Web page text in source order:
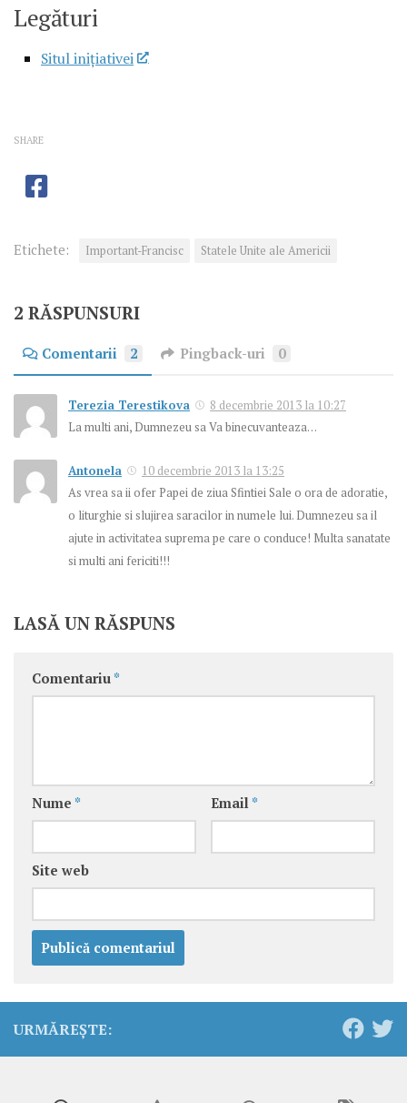
Legături
Situl iniţiativei
SHARE
Etichete: Important-Francisc Statele Unite ale Americii
2 RĂSPUNSURI
Comentarii 2 Pingback-uri 0
Terezia Terestikova
8 decembrie 2013 la 10:27
La multi ani, Dumnezeu sa Va binecuvanteaza…
Antonela
10 decembrie 2013 la 13:25
As vrea sa ii ofer Papei de ziua Sfintiei Sale o ora de adoratie,
o liturghie si slujirea saracilor in numele lui. Dumnezeu sa il
ajute in activitatea suprema pe care o conduce! Multa sanatate
si multi ani fericiti!!!
LASĂ UN RĂSPUNS
Comentariu *
Nume * Email *
Site web
URMĂREȘTE: